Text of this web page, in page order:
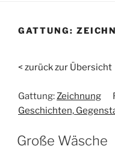
GATTUNG:
< zurück zur Übersicht
Gattung:Zeichnung
Geschichten,
Große Wäsche